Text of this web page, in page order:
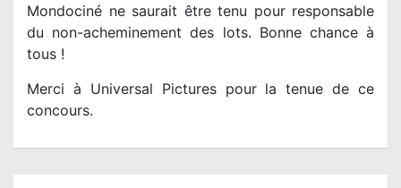
Mondociné ne saurait être tenu pour responsable
du non-acheminement des lots. Bonne chance à
tous !
Merci à Universal Pictures pour la tenue de ce
concours.